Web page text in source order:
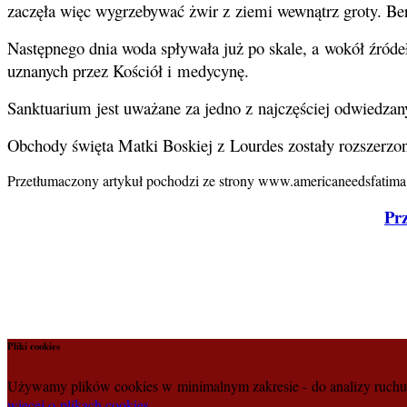
zaczęła więc wygrzebywać żwir z ziemi wewnątrz groty.
Następnego dnia woda spływała już po skale, a wokół
uznanych przez Kościół i medycynę.
Sanktuarium jest uważane za jedno z najczęściej
Obchody święta Matki Boskiej z Lourdes zostały
Przetłumaczony artykuł pochodzi ze strony
Pliki cookies
Używamy plików cookies w minimalnym zakresie - do analizy